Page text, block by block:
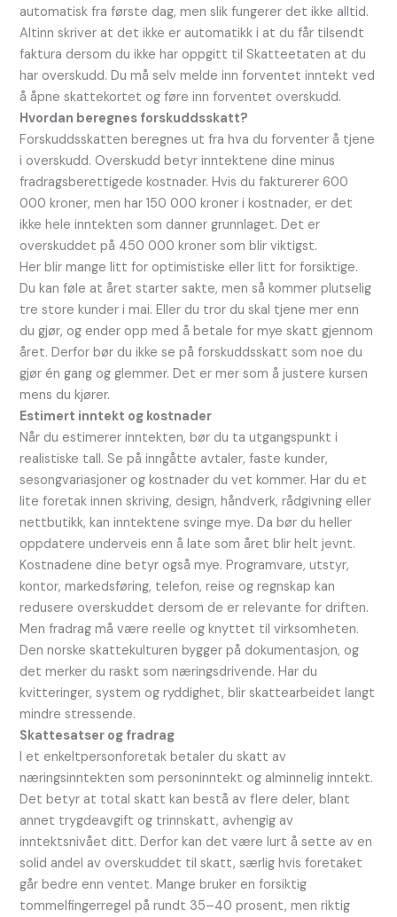
automatisk fra første dag, men slik fungerer det ikke alltid.
Altinn skriver at det ikke er automatikk i at du får tilsendt
faktura dersom du ikke har oppgitt til Skatteetaten at du
har overskudd. Du må selv melde inn forventet inntekt ved
å åpne skattekortet og føre inn forventet overskudd.
Hvordan beregnes forskuddsskatt?
Forskuddsskatten beregnes ut fra hva du forventer å tjene
i overskudd. Overskudd betyr inntektene dine minus
fradragsberettigede kostnader. Hvis du fakturerer 600
000 kroner, men har 150 000 kroner i kostnader, er det
ikke hele inntekten som danner grunnlaget. Det er
overskuddet på 450 000 kroner som blir viktigst.
Her blir mange litt for optimistiske eller litt for forsiktige.
Du kan føle at året starter sakte, men så kommer plutselig
tre store kunder i mai. Eller du tror du skal tjene mer enn
du gjør, og ender opp med å betale for mye skatt gjennom
året. Derfor bør du ikke se på forskuddsskatt som noe du
gjør én gang og glemmer. Det er mer som å justere kursen
mens du kjører.
Estimert inntekt og kostnader
Når du estimerer inntekten, bør du ta utgangspunkt i
realistiske tall. Se på inngåtte avtaler, faste kunder,
sesongvariasjoner og kostnader du vet kommer. Har du et
lite foretak innen skriving, design, håndverk, rådgivning eller
nettbutikk, kan inntektene svinge mye. Da bør du heller
oppdatere underveis enn å late som året blir helt jevnt.
Kostnadene dine betyr også mye. Programvare, utstyr,
kontor, markedsføring, telefon, reise og regnskap kan
redusere overskuddet dersom de er relevante for driften.
Men fradrag må være reelle og knyttet til virksomheten.
Den norske skattekulturen bygger på dokumentasjon, og
det merker du raskt som næringsdrivende. Har du
kvitteringer, system og ryddighet, blir skattearbeidet langt
mindre stressende.
Skattesatser og fradrag
I et enkeltpersonforetak betaler du skatt av
næringsinntekten som personinntekt og alminnelig inntekt.
Det betyr at total skatt kan bestå av flere deler, blant
annet trygdeavgift og trinnskatt, avhengig av
inntektsnivået ditt. Derfor kan det være lurt å sette av en
solid andel av overskuddet til skatt, særlig hvis foretaket
går bedre enn ventet. Mange bruker en forsiktig
tommelfingerregel på rundt 35–40 prosent, men riktig